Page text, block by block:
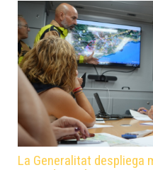
La Generalitat despliega